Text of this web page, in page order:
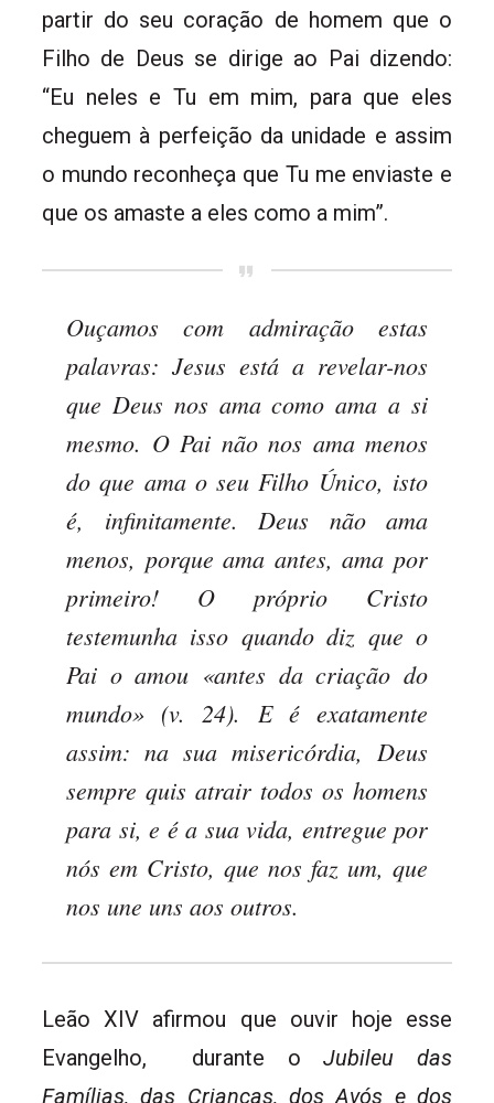
partir do seu coração de homem que o
Filho de Deus se dirige ao Pai dizendo:
“Eu neles e Tu em mim, para que eles
cheguem à perfeição da unidade e assim
o mundo reconheça que Tu me enviaste e
que os amaste a eles como a mim”.
Ouçamos com admiração estas
palavras: Jesus está a revelar-nos
que Deus nos ama como ama a si
mesmo. O Pai não nos ama menos
do que ama o seu Filho Único, isto
é, infinitamente. Deus não ama
menos, porque ama antes, ama por
primeiro! O próprio Cristo
testemunha isso quando diz que o
Pai o amou «antes da criação do
mundo» (v. 24). E é exatamente
assim: na sua misericórdia, Deus
sempre quis atrair todos os homens
para si, e é a sua vida, entregue por
nós em Cristo, que nos faz um, que
nos une uns aos outros.
Leão XIV afirmou que ouvir hoje esse
Evangelho, durante oJubileu das
Famílias, das Crianças, dos Avós e dos